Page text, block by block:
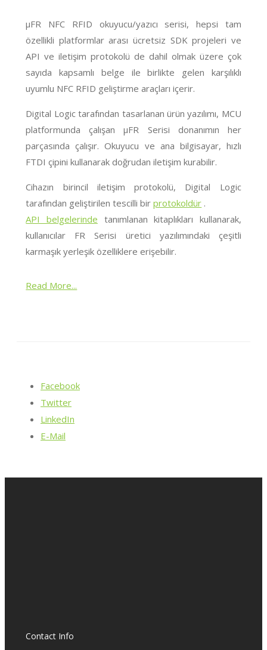
μFR NFC RFID okuyucu/yazıcı serisi, hepsi tam
özellikli platformlar arası ücretsiz SDK projeleri ve
API ve iletişim protokolü de dahil olmak üzere çok
sayıda kapsamlı belge ile birlikte gelen karşılıklı
uyumlu NFC RFID geliştirme araçları içerir.
Digital Logic tarafından tasarlanan ürün yazılımı, MCU
platformunda çalışan μFR Serisi donanımın her
parçasında çalışır. Okuyucu ve ana bilgisayar, hızlı
FTDI çipini kullanarak doğrudan iletişim kurabilir.
Cihazın birincil iletişim protokolü, Digital Logic
tarafından geliştirilen tescilli birprotokoldür .
API belgelerinde tanımlanan kitaplıkları kullanarak,
kullanıcılar FR Serisi üretici yazılımındaki çeşitli
karmaşık yerleşik özelliklere erişebilir.
Read More...
Facebook
Twitter
LinkedIn
E-Mail
Contact Info